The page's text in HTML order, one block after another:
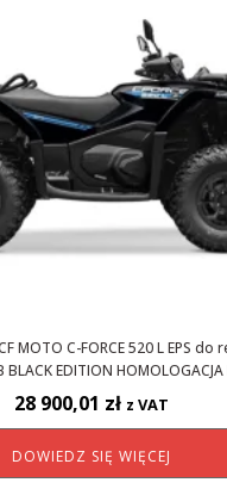
MOTO C-FORCE 520 L EPS do
EDITION HOMOLOGACJA
28 900,01 zł z VAT
DOWIEDZ SIĘ WIĘCEJ